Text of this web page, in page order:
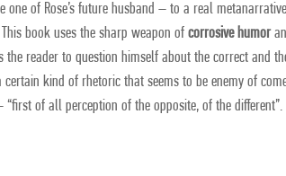
one of Rose’s future husband – to a real
book uses the sharp weapon ofcorrosive humor
the reader to question himself about the correct and
kind of rhetoric that seems to be enemy of
of all perception of the opposite, of the different”.